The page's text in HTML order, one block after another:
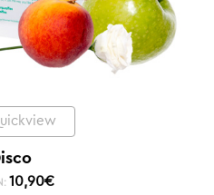
10,90€